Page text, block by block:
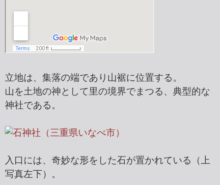
立地は、集落の端であり山裾に位置する。
山を土地の神として里の境界でまつる、典型的な
神社である。
入口には、奇妙な形をした石が置かれている（上
写真左下）。